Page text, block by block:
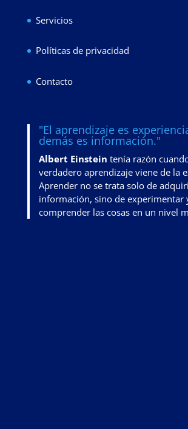
Servicios
Políticas de privacidad
Contacto
"El aprendizaje es
demás es información."
Albert Einstein tenía razón
verdadero aprendizaje viene de la
Aprender no se trata solo de
información, sino de experimentar
comprender las cosas en un nivel